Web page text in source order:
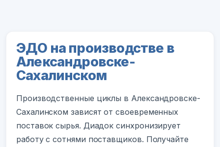
ЭДО на производстве в
Александровске-
Сахалинском
Производственные циклы в Александровске-
Сахалинском зависят от своевременных
поставок сырья. Диадок синхронизирует
работу с сотнями поставщиков. Получайте